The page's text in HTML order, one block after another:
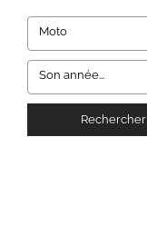
Moto
Son année...
Rechercher